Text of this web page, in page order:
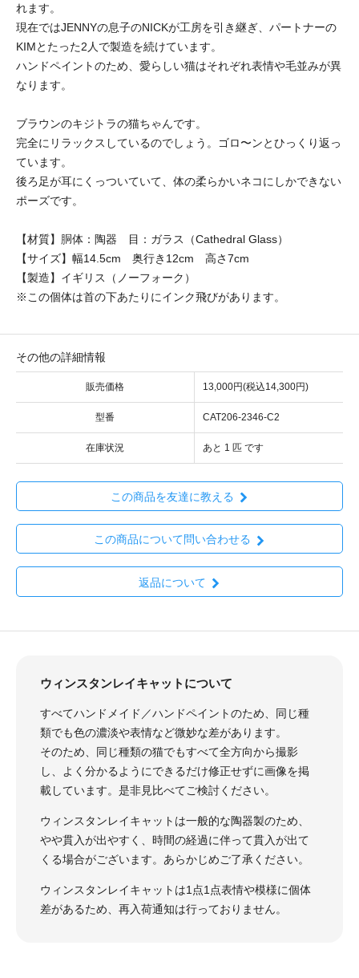
れます。
現在ではJENNYの息子のNICKが工房を引き継ぎ、パートナーの
KIMとたった2人で製造を続けています。
ハンドペイントのため、愛らしい猫はそれぞれ表情や毛並みが異
なります。
ブラウンのキジトラの猫ちゃんです。
完全にリラックスしているのでしょう。ゴロ〜ンとひっくり返っ
ています。
後ろ足が耳にくっついていて、体の柔らかいネコにしかできない
ポーズです。
【材質】胴体：陶器 目：ガラス（Cathedral Glass）
【サイズ】幅14.5cm 奥行き12cm 高さ7cm
【製造】イギリス（ノーフォーク）
※この個体は首の下あたりにインク飛びがあります。
その他の詳細情報
販売価格 13,000円(税込14,300円)
型番 CAT206-2346-C2
在庫状況 あと 1 匹 です
この商品を友達に教える
この商品について問い合わせる
返品について
ウィンスタンレイキャットについて
すべてハンドメイド／ハンドペイントのため、同じ種
類でも色の濃淡や表情など微妙な差があります。
そのため、同じ種類の猫でもすべて全方向から撮影
し、よく分かるようにできるだけ修正せずに画像を掲
載しています。是非見比べてご検討ください。
ウィンスタンレイキャットは一般的な陶器製のため、
やや貫入が出やすく、時間の経過に伴って貫入が出て
くる場合がございます。あらかじめご了承ください。
ウィンスタンレイキャットは1点1点表情や模様に個体
差があるため、再入荷通知は行っておりません。